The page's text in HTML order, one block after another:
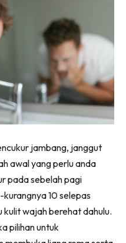
jambang, janggut
awal yang perlu anda
pada sebelah pagi
10 selepas
kulit wajah berehat dahulu.
pilihan untuk